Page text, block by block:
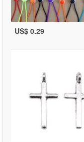
US$ 0.29